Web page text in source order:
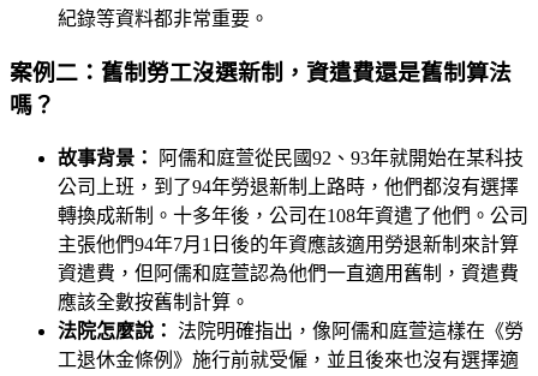
紀錄等資料都非常重要。
案例二：舊制勞工沒選新制，資遣費還是舊制算法
嗎？
故事背景：
阿儒和庭萱從民國92、93年就開始在某科技
公司上班，到了94年勞退新制上路時，他們都沒有選擇
轉換成新制。十多年後，公司在108年資遣了他們。公司
主張他們94年7月1日後的年資應該適用勞退新制來計算
資遣費，但阿儒和庭萱認為他們一直適用舊制，資遣費
應該全數按舊制計算。
法院怎麼說： 法院明確指出，像阿儒和庭萱這樣在《勞
工退休金條例》施行前就受僱，並且後來也沒有選擇適